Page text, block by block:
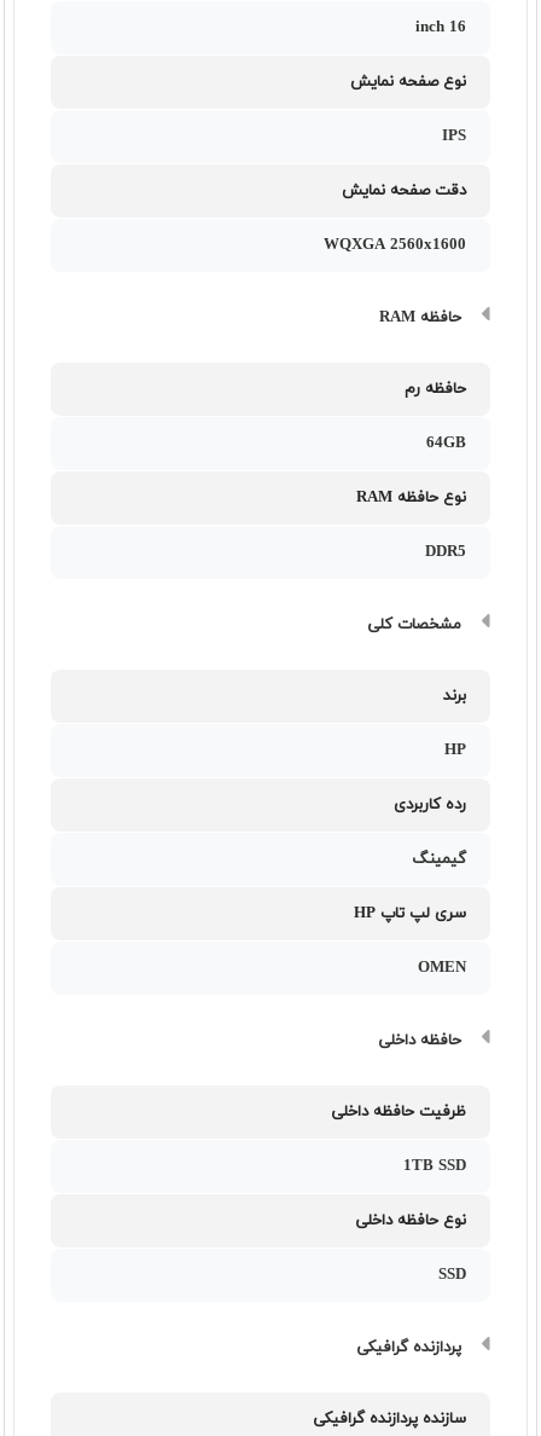
16 inch
نوع صفحه نمایش
IPS
دقت صفحه نمایش
WQXGA 2560x1600
حافظه RAM
حافظه رم
64GB
نوع حافظه RAM
DDR5
مشخصات کلی
برند
HP
رده کاربردی
گیمینگ
سری لپ تاپ HP
OMEN
حافظه داخلی
ظرفیت حافظه داخلی
1TB SSD
نوع حافظه داخلی
SSD
پردازنده گرافیکی
سازنده پردازنده گرافیکی